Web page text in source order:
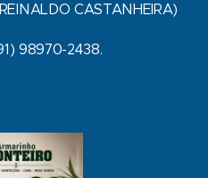
CASTANHEIRA)
98970-2438.